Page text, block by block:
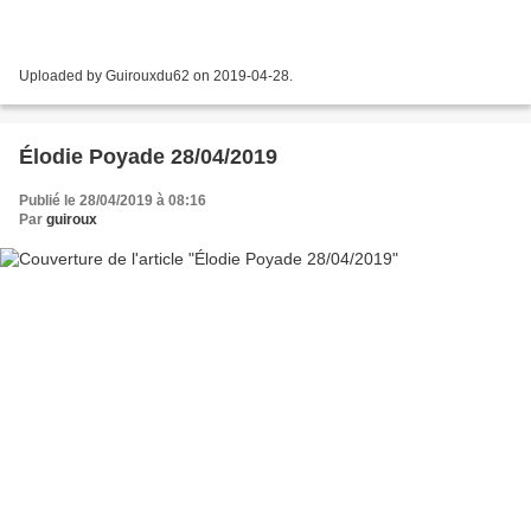
Uploaded by Guirouxdu62 on 2019-04-28.
Élodie Poyade 28/04/2019
Publié le 28/04/2019 à 08:16
Par guiroux